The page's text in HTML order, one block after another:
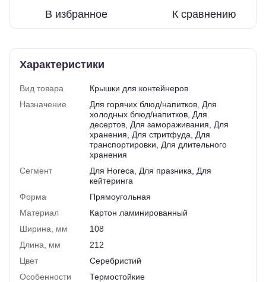
В избранное К сравнению
Характеристики
Вид товара
Крышки для контейнеров
Назначение
Для горячих блюд/напитков, Для
холодных блюд/напитков, Для
десертов, Для замораживания, Для
хранения, Для стритфуда, Для
транспортировки, Для длительного
хранения
Сегмент
Для Horeca, Для празника, Для
кейтеринга
Форма
Прямоугольная
Материал
Картон ламинированный
Ширина, мм
108
Длина, мм
212
Цвет
Серебристий
Особенности
Термостойкие